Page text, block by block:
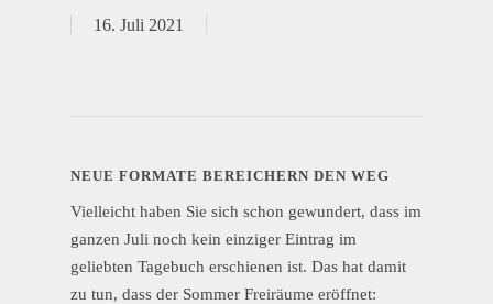
16. Juli 2021
NEUE FORMATE BEREICHERN DEN WEG
Vielleicht haben Sie sich schon gewundert, dass im
ganzen Juli noch kein einziger Eintrag im
geliebten Tagebuch erschienen ist. Das hat damit
zu tun, dass der Sommer Freiräume eröffnet: